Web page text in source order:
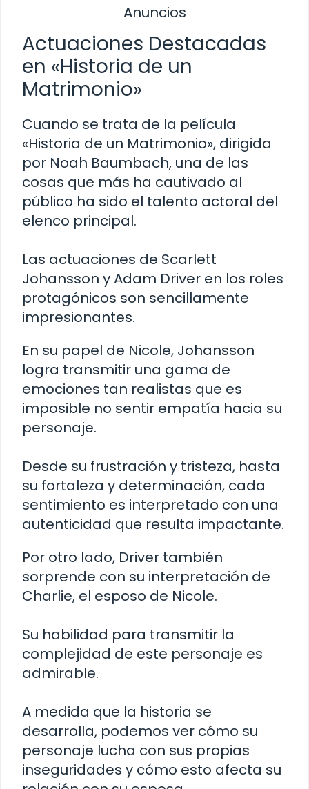
Anuncios
Actuaciones Destacadas
en «Historia de un
Matrimonio»
Cuando se trata de la película
«Historia de un Matrimonio», dirigida
por Noah Baumbach, una de las
cosas que más ha cautivado al
público ha sido el talento actoral del
elenco principal.
Las actuaciones de Scarlett
Johansson y Adam Driver en los roles
protagónicos son sencillamente
impresionantes.
En su papel de Nicole, Johansson
logra transmitir una gama de
emociones tan realistas que es
imposible no sentir empatía hacia su
personaje.
Desde su frustración y tristeza, hasta
su fortaleza y determinación, cada
sentimiento es interpretado con una
autenticidad que resulta impactante.
Por otro lado, Driver también
sorprende con su interpretación de
Charlie, el esposo de Nicole.
Su habilidad para transmitir la
complejidad de este personaje es
admirable.
A medida que la historia se
desarrolla, podemos ver cómo su
personaje lucha con sus propias
inseguridades y cómo esto afecta su